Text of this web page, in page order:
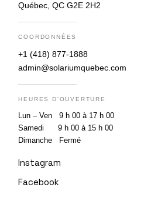
Québec, QC G2E 2H2
COORDONNÉES
+1 (418) 877-1888
admin@solariumquebec.com
HEURES D'OUVERTURE
Lun – Ven 9 h 00 à 17 h 00
Samedi 9 h 00 à 15 h 00
Dimanche Fermé
Instagram
Facebook